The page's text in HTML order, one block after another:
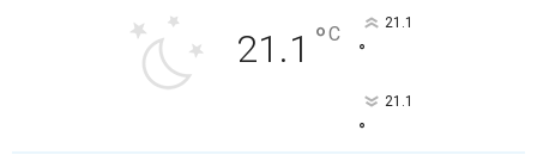
21.1 °C 21.1
°
21.1
°